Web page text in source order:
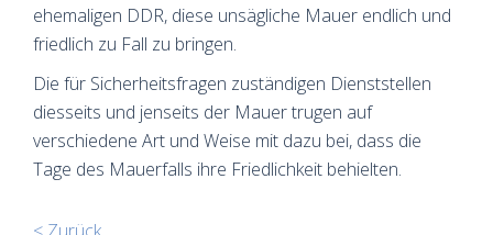
ehemaligen DDR, diese unsägliche Mauer endlich und
friedlich zu Fall zu bringen.
Die für Sicherheitsfragen zuständigen Dienststellen
diesseits und jenseits der Mauer trugen auf
verschiedene Art und Weise mit dazu bei, dass die
Tage des Mauerfalls ihre Friedlichkeit behielten.